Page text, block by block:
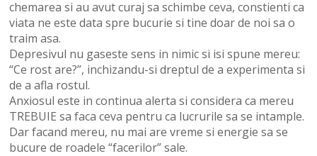
chemarea si au avut curaj sa schimbe ceva, constienti ca
viata ne este data spre bucurie si tine doar de noi sa o
traim asa.
Depresivul nu gaseste sens in nimic si isi spune mereu:
“Ce rost are?”, inchizandu-si dreptul de a experimenta si
de a afla rostul.
Anxiosul este in continua alerta si considera ca mereu
TREBUIE sa faca ceva pentru ca lucrurile sa se intample.
Dar facand mereu, nu mai are vreme si energie sa se
bucure de roadele “facerilor” sale.